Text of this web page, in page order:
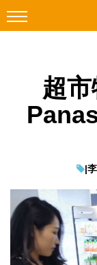
Facebook
科技焦點
教學評測
EduTech
IT Times
超市
|